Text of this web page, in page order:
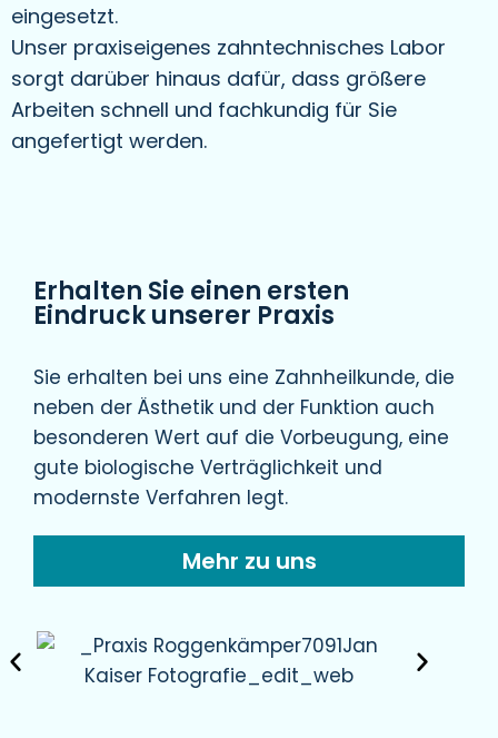
eingesetzt.
Unser praxiseigenes zahntechnisches Labor
sorgt darüber hinaus dafür, dass größere
Arbeiten schnell und fachkundig für Sie
angefertigt werden.
Erhalten Sie einen ersten
Eindruck unserer Praxis
Sie erhalten bei uns eine Zahnheilkunde, die
neben der Ästhetik und der Funktion auch
besonderen Wert auf die Vorbeugung, eine
gute biologische Verträglichkeit und
modernste Verfahren legt.
Mehr zu uns